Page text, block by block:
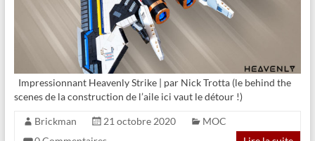
Impressionnant Heavenly Strike | par Nick Trotta (le behind the
scenes de la construction de l’aile ici vaut le détour !)
Brickman 21 octobre 2020
MOC